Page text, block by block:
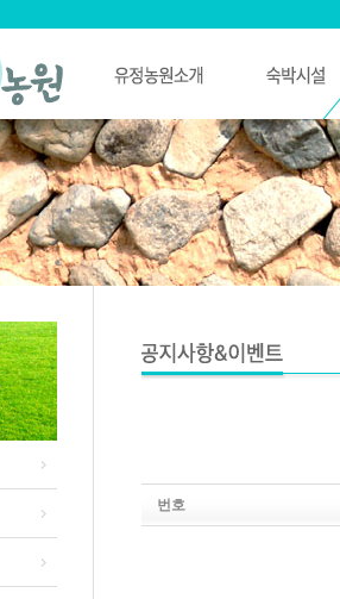
번호